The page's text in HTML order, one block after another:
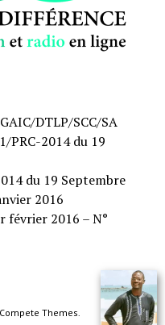
DTLP/SCC/SA
PRC-2014 du 19
du 19 Septembre
2016
février 2016 – N°
Themes.